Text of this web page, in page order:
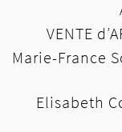
VENTE
Marie-France
Elisabeth